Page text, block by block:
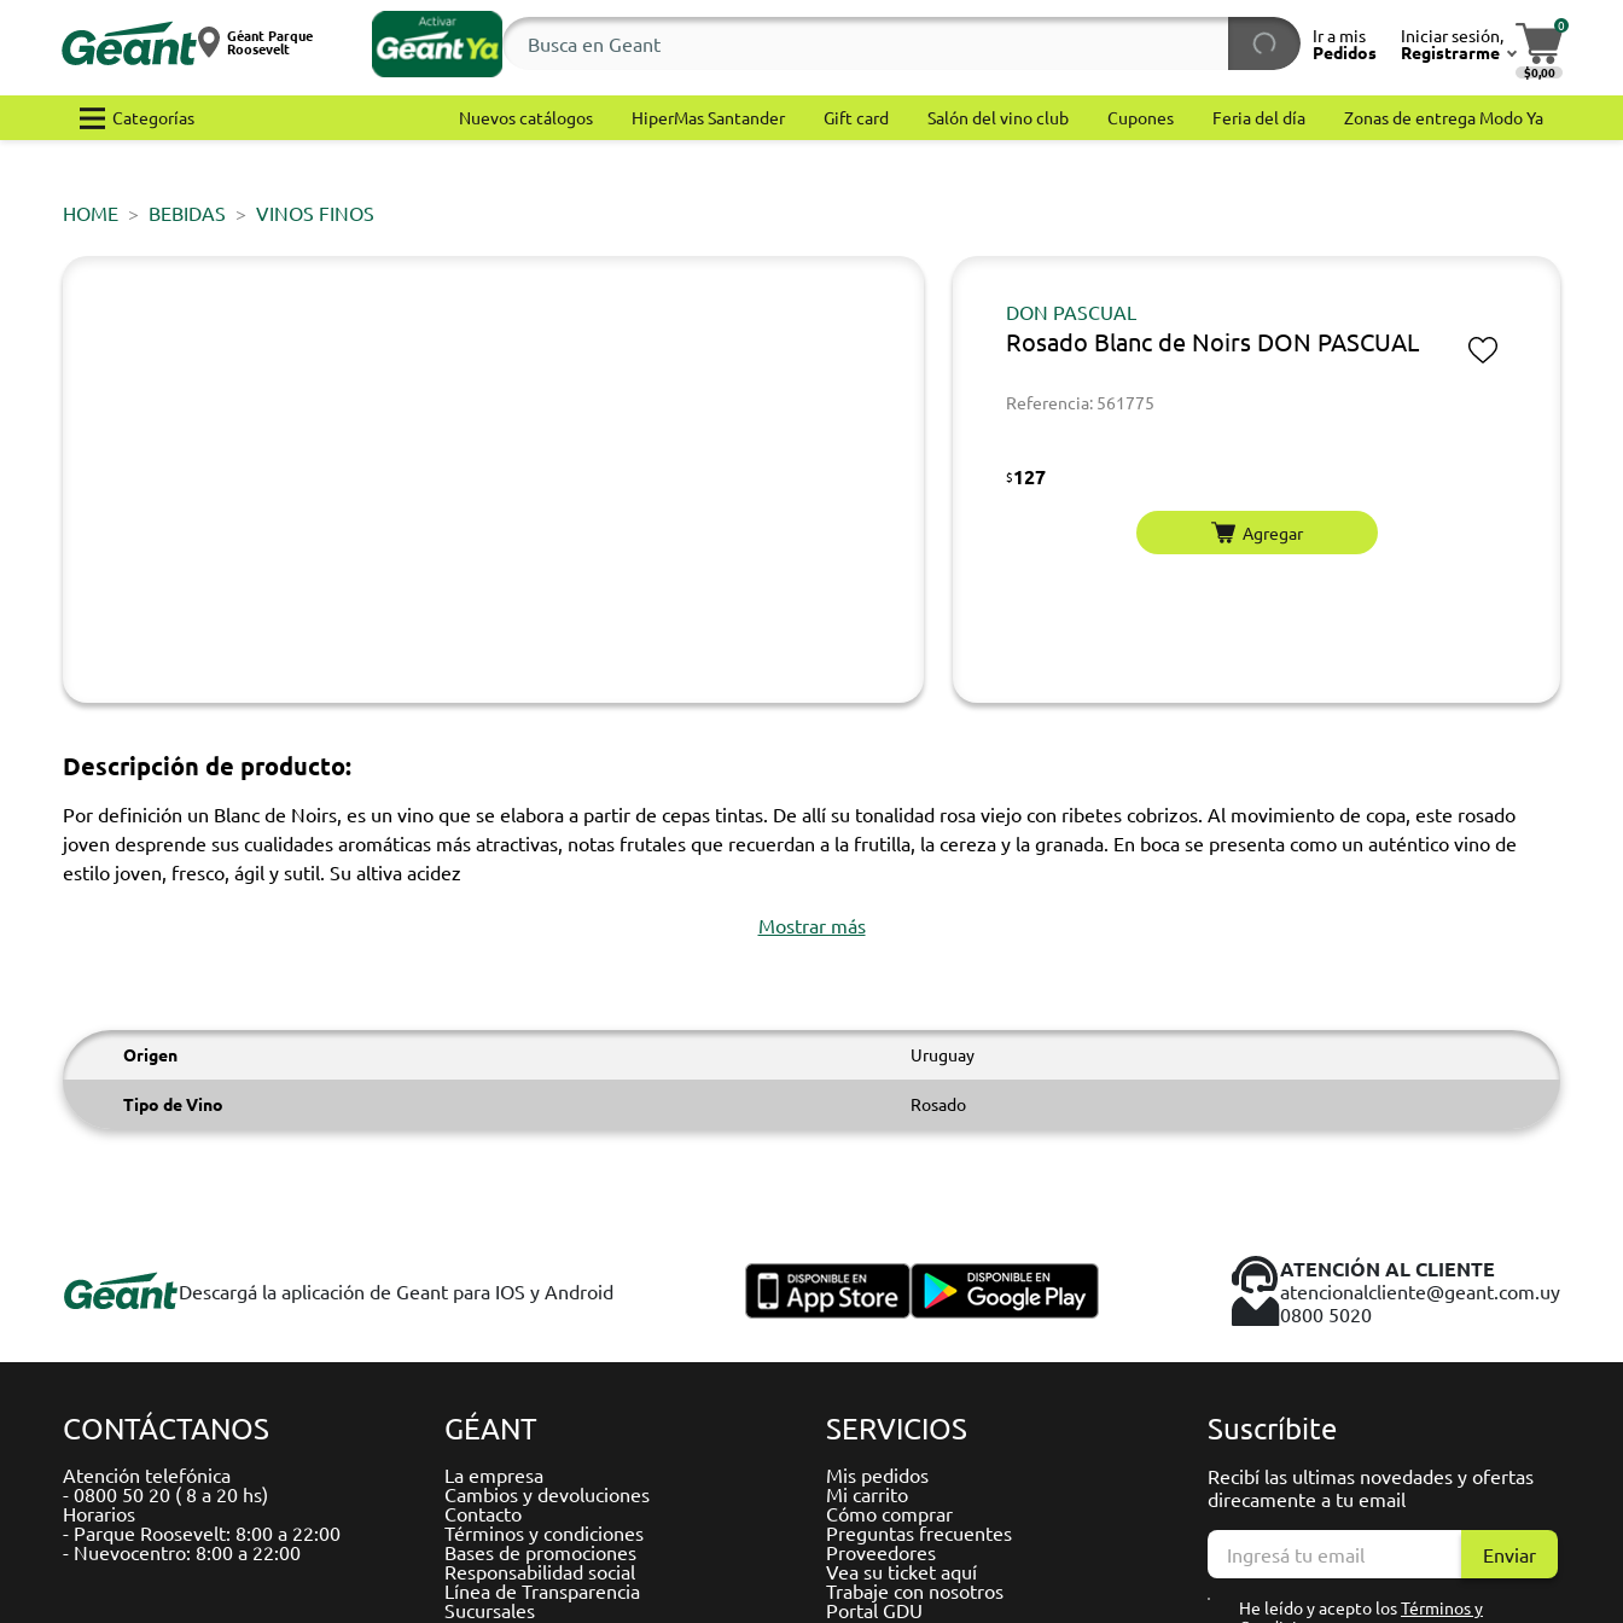
Géant Parque
Roosevelt
Ir a mis
Pedidos
Iniciar sesión,
Registrarme
0
$0,00
Categorías Nuevos catálogos HiperMas Santander Gift card Salón del vino club Cupones Feria del día Zonas de entrega Modo Ya
HOME BEBIDAS VINOS FINOS
DON PASCUAL
Rosado Blanc de Noirs DON PASCUAL
Referencia: 561775
$127
Agregar
Descripción de producto:
Por definición un Blanc de Noirs, es un vino que se elabora a partir de cepas tintas. De allí su tonalidad rosa viejo con ribetes cobrizos. Al movimiento de copa, este rosado
joven desprende sus cualidades aromáticas más atractivas, notas frutales que recuerdan a la frutilla, la cereza y la granada. En boca se presenta como un auténtico vino de
estilo joven, fresco, ágil y sutil. Su altiva acidez
Mostrar más
Origen Uruguay
Tipo de Vino Rosado
Descargá la aplicación de Geant para IOS y Android
ATENCIÓN AL CLIENTE
atencionalcliente@geant.com.uy
0800 5020
CONTÁCTANOS
Atención telefónica
- 0800 50 20 ( 8 a 20 hs)
Horarios
- Parque Roosevelt: 8:00 a 22:00
- Nuevocentro: 8:00 a 22:00
GÉANT
La empresa
Cambios y devoluciones
Contacto
Términos y condiciones
Bases de promociones
Responsabilidad social
Línea de Transparencia
Sucursales
SERVICIOS
Mis pedidos
Mi carrito
Cómo comprar
Preguntas frecuentes
Proveedores
Vea su ticket aquí
Trabaje con nosotros
Portal GDU
Suscríbite
Recibí las ultimas novedades y ofertas
direcamente a tu email
Enviar
He leído y acepto losTérminos y